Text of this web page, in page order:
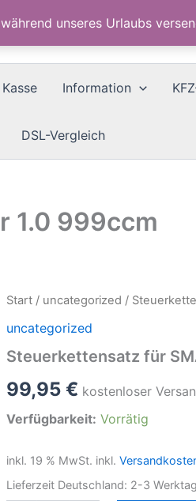
unseres Urlaubs
Kasse Information
DSL-Vergleich
1.0 999ccm
Start / uncategorized /
uncategorized
Steuerkettensatz für
99,95 € kostenloser
Verfügbarkeit: Vorrätig
inkl. 19 % MwSt. inkl.
Lieferzeit Deutschland: 2-3